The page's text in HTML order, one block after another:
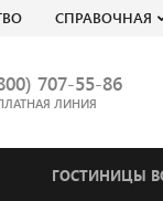
СПРАВОЧНАЯ
707-55-86
ЛИНИЯ
ГОСТИНИЦЫ